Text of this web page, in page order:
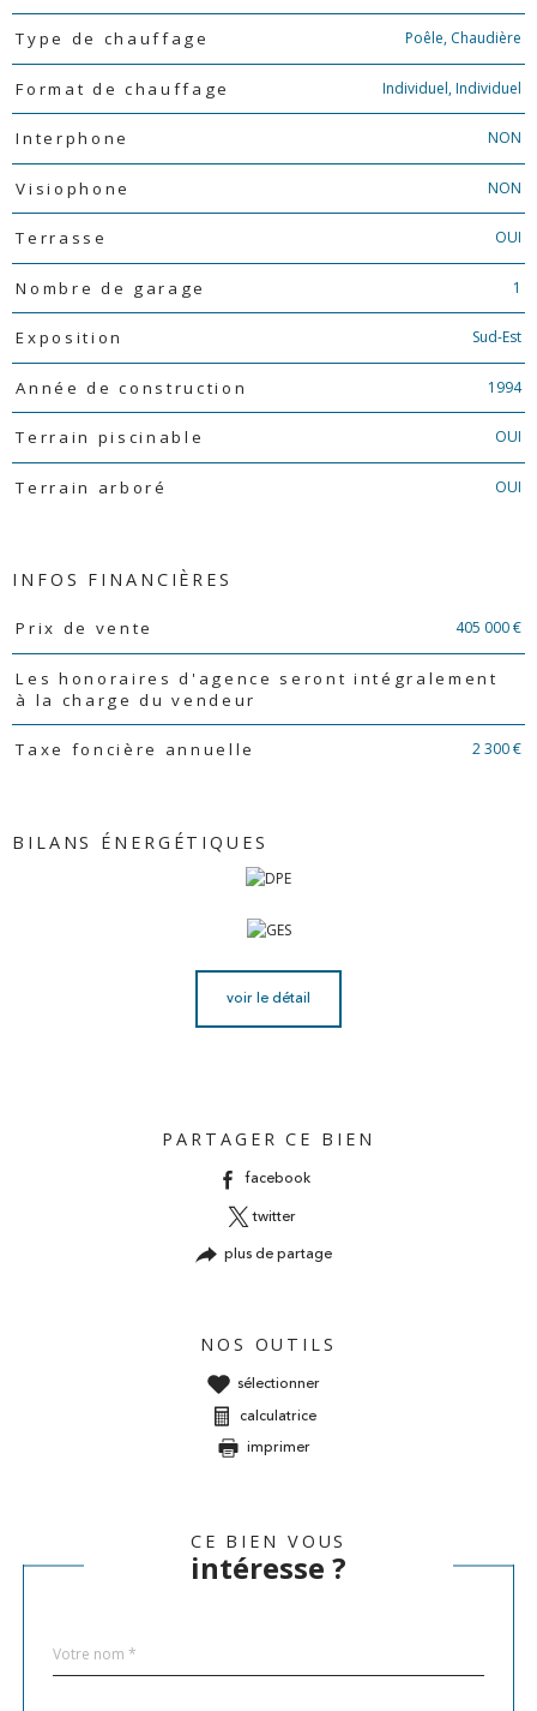
Type de chauffage Poêle, Chaudière
Format de chauffage Individuel, Individuel
Interphone NON
Visiophone NON
Terrasse OUI
Nombre de garage 1
Exposition Sud-Est
Année de construction 1994
Terrain piscinable OUI
Terrain arboré OUI
INFOS FINANCIÈRES
Caractéristiques Valeurs
Prix de vente 405 000 €
Les honoraires d'agence seront intégralement
à la charge du vendeur
Taxe foncière annuelle 2 300 €
BILANS ÉNERGÉTIQUES
voir le détail
PARTAGER CE BIEN
facebook
twitter
plus de partage
NOS OUTILS
sélectionner
calculatrice
imprimer
CE BIEN VOUS
intéresse ?
par
*